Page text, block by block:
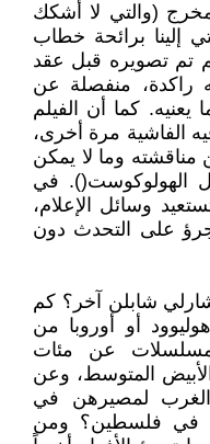
(والتي لا أشكك
إلينا برائحة خطاب
تم تصويره قبل عقد
راكدة، منفصلة عن
كما أن الفيلم
الفاشية مرة أخرى،
وما لا يمكن
الهولوكوست(). في
وسائل الإعلام،
على التحدث دون
شابلن آخر؟ كم
أو أوروبا من
مسلسلات عن مئات
المتوسط، وعن
الغرب لمصيرهن في
في فلسطين؟ ومن